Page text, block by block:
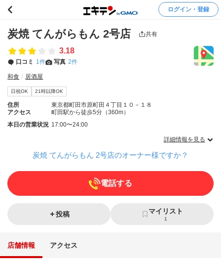
ログイン・登録
炭焼 てんがらもん 2号店 共有
3.18
口コミ 1件 写真 2件
和食 居酒屋
日祝OK 21時以降OK
住所
東京都町田市原町田４丁目１０－１８
アクセス
町田駅から徒歩5分（360m）
本日の営業状況 17:00〜24:00
詳細情報を見る
炭焼 てんがらもん 2号店のオーナー様ですか？
電話する
投稿 マイリスト
1
店舗情報 アクセス